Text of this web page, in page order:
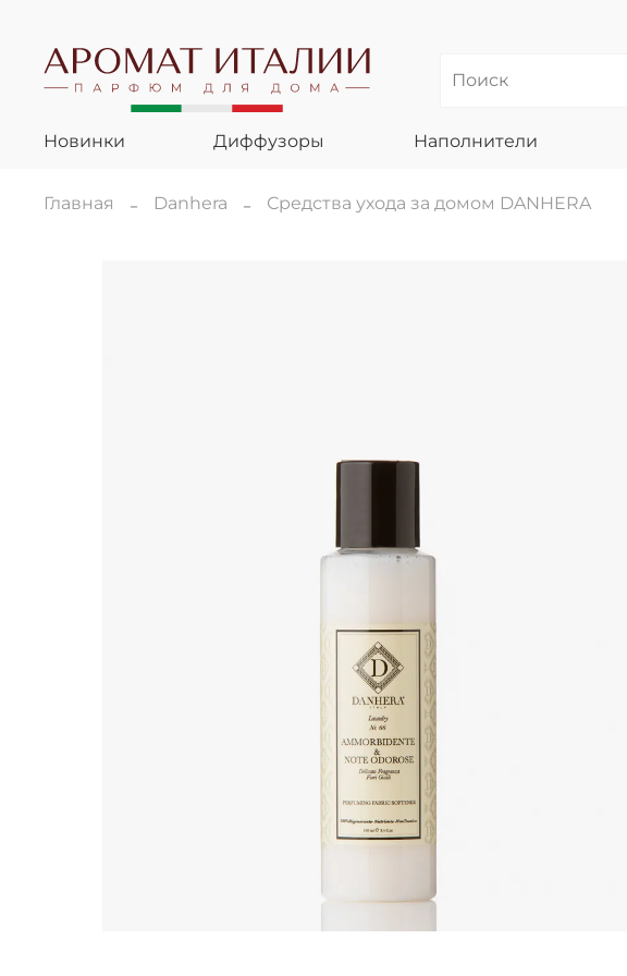
Новинки Диффузоры Наполнители
Главная Danhera Средства ухода за домом DANHERA